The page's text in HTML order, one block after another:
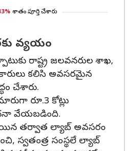
శాతం పూర్తి చేశారు
వ్యయం
రాష్ట్ర జలవనరుల శాఖ,
కలిసి అవసరమైన
చేశారు.
రూ.3 కోట్లు
వేయబడింది.
తర్వాత ల్యాబ్‌ అవసరం
స్వతంత్ర సంస్థలే ల్యాబ్‌